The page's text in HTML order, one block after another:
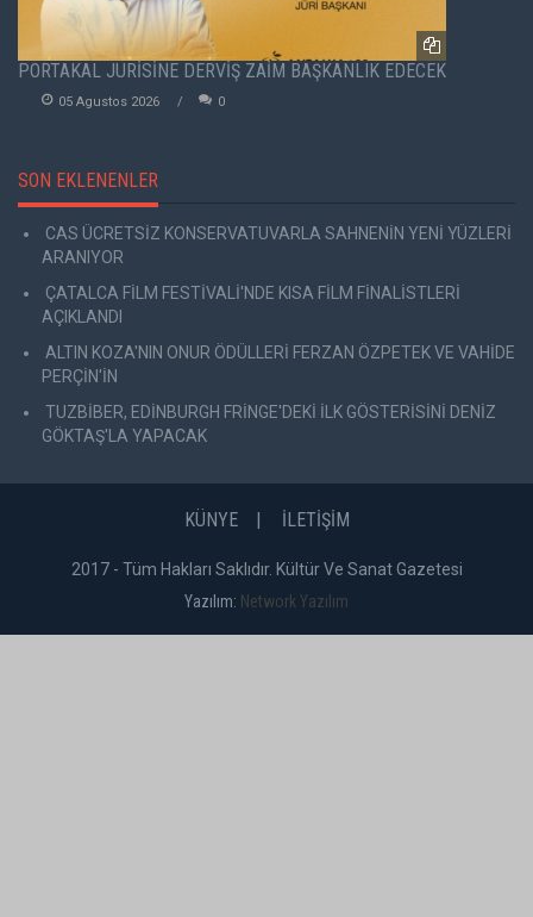
PORTAKAL JÜRİSİNE DERVİŞ ZAİM BAŞKANLIK EDECEK
05 Agustos 2026 0
SON EKLENENLER
CAS ÜCRETSİZ KONSERVATUVARLA SAHNENİN YENİ YÜZLERİ
ARANIYOR
ÇATALCA FİLM FESTİVALİ'NDE KISA FİLM FİNALİSTLERİ
AÇIKLANDI
ALTIN KOZA'NIN ONUR ÖDÜLLERİ FERZAN ÖZPETEK VE VAHİDE
PERÇİN'İN
TUZBİBER, EDİNBURGH FRİNGE'DEKİ İLK GÖSTERİSİNİ DENİZ
GÖKTAŞ'LA YAPACAK
KÜNYE İLETİŞİM
2017 - Tüm Hakları Saklıdır. Kültür Ve Sanat Gazetesi
Yazılım: Network Yazılım